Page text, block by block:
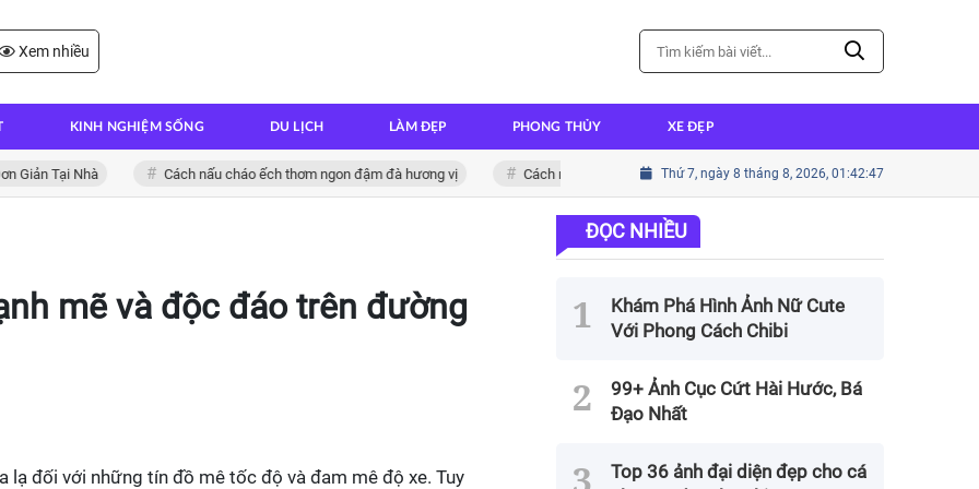
Xem nhiều
KINH NGHIỆM SỐNG DU LỊCH LÀM ĐẸP PHONG THỦY XE ĐẸP
Nhà Cách nấu cháo ếch thơm ngon đậm đà hương vị Cách nấu thịt kho tàu bằng gói gia vị đơn giản Cách nấu canh bí thơm
Thứ 7, ngày 8 tháng 8, 2026, 01:42:49
mẽ và độc đáo trên đường
lạ đối với những tín đồ mê tốc độ và đam mê độ xe. Tuy
ĐỌC NHIỀU
Khám Phá Hình Ảnh Nữ Cute
Với Phong Cách Chibi
99+ Ảnh Cục Cứt Hài Hước, Bá
Đạo Nhất
Top 36 ảnh đại diện đẹp cho cá